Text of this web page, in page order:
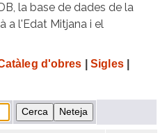
la base de dades de la
a l'Edat Mitjana i el
d'obres Sigles|